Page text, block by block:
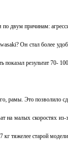
двум причинам:
Он стал более
показал результат 70-
рамы. Это позволило
на малых скоростях
тяжелее старой